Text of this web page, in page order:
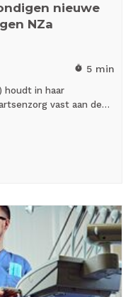
nieuwe
NZa
timer 5 min
houdt in haar
vast aan de…